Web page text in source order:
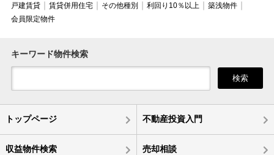
戸建賃貸
賃貸併用住宅 その他種別 利回り10％以上
築浅物件
会員限定物件
キーワード物件検索
検索
トップページ 不動産投資入門
収益物件検索 売却相談